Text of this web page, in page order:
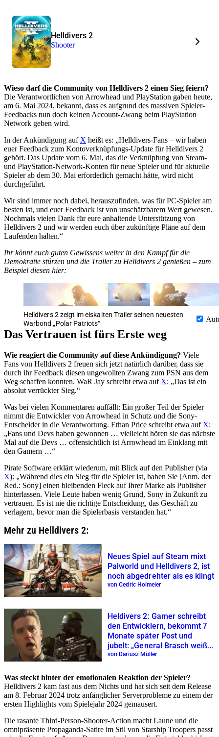
Helldivers 2
Shooter
Wieso darf die Community von Helldivers 2 einen Sieg feiern?
Die Verantwortlichen von Arrowhead und PlayStation gaben heute,
am 6. Mai 2024, bekannt, dass es aufgrund des massiven Spieler-
Feedbacks nun doch keinen Account-Zwang beim PlayStation
Network geben wird.
In der Ankündigung auf X heißt es: „Helldivers-Fans – wir haben
euer Feedback zum Kontoverknüpfungs-Update für Helldivers 2
gehört. Das Update vom 6. Mai, das die Verknüpfung von Steam-
und PlayStation-Network-Konten für neue Spieler und für aktuelle
Spieler ab dem 30. Mai erforderlich gemacht hätte, wird nicht
durchgeführt.
Wir sind immer noch dabei, herauszufinden, was für PC-Spieler am
besten ist, und euer Feedback ist von unschätzbarem Wert gewesen.
Nochmals vielen Dank für eure anhaltende Unterstützung von
Helldivers 2 und wir werden euch über zukünftige Pläne auf dem
Laufenden halten.“
Ihr könnt euch guten Gewissens weiter in den Kampf für die
Demokratie stürzen und die Trailer zu Helldivers 2 genießen – zum
Beispiel diesen hier:
Helldivers 2 zeigt im eiskalten Trailer seinen neuesten
Warbond „Polar Patriots“
Das Vertrauen ist fürs Erste weg
Wie reagiert die Community auf diese Ankündigung? Viele
Fans von Helldivers 2 freuen sich jetzt natürlich darüber, dass sie
durch ihr Feedback diesen ungewollten Zwang zum PSN aus dem
Weg schaffen konnten. WaR Jay schreibt etwa auf X: „Das ist ein
absolut verrückter Sieg.“
Was bei vielen Kommentaren auffällt: Ein großer Teil der Spieler
nimmt die Entwickler von Arrowhead in Schutz und die Sony-
Entscheider in die Verantwortung. Ethan Price schreibt etwa auf X:
„Fans und Devs haben gewonnen … vielleicht hören sie das nächste
Mal auf die Devs … offensichtlich ist Arrowhead im Einklang mit
den Gamern …“
Pirate Software erklärt wiederum, mit Blick auf den Publisher (via
X): „Während dies ein Sieg für die Spieler ist, haben Sie [Anm. der
Red.: Sony] einen bleibenden Fleck auf Ihrer Marke als Publisher
hinterlassen. Viele Leute haben wenig Grund, Sony in Zukunft zu
vertrauen. Es ist nie die richtige Entscheidung, das Geschäft zu
verlagern, bevor man die Spielerbasis verstanden hat.“
Mehr zu Helldivers 2:
Neues Spiel auf Steam mixt
Palworld und Helldivers 2, ist
noch abgedrehter als es klingt
von Cedric Holmeier
Heldivers 2: Gamer schreibt
den Entwicklern, bekommt 7
Monate später Post und
jubelt: „General Brasch weiß,
wer ich bin!“
von Dariusz Müller
Was steckt hinter der emotionalen Reaktion der Spieler?
Helldivers 2 kam fast aus dem Nichts und hat sich seit dem Release
am 8. Februar 2024 trotz anfänglicher Serverprobleme zu einem der
ersten Highlights vom Spielejahr 2024 gemausert.
Die rasante Third-Person-Shooter-Action macht Laune und die
omnipräsente Propaganda-Satire im Stil von Starship Troopers passt